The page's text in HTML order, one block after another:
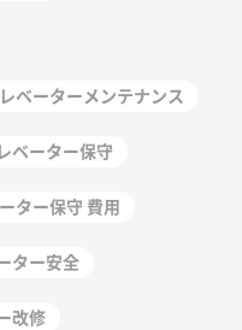
ベーターメンテナンス
ベーター保守
ター保守 費用
ター安全
改修